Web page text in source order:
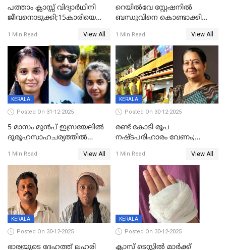
പത്താം ക്ലാസ്സ് വിദ്യാര്‍ഥിനി
ജീവനൊടുക്കി;15കാരിയെ
കിടപ്പുമുറിയില്‍ തൂങ്ങി മരിച്ച
നിലയിൽ
1 Min Read View All
റെയിൽവേ സ്റ്റേഷനിൽ
ബന്ധുവിനെ കൊണ്ടാക്കി
ലോറി സ്കൂട്ടറിൽ ഇടിച്ചു :
യുവതിക്ക് ദാരുണാന്ത്യം
1 Min Read View All
KERALA
Posted On 31-12-2025
5 മാസം മുൻപ് ഇസ്രയേലിൽ
ദുരൂഹസാഹചര്യത്തിൽ
മലയാളി യുവാവിന്റെ ഭാര്യയും
മരിച്ചു
1 Min Read View All
KERALA
Posted On 30-12-2025
രണ്ട് കോടി രൂപ
നഷ്ടപരിഹാരം വേണം;
നോട്ടീസയച്ച് ഉമാ തോമസ്
1 Min Read View All
KERALA
Posted On 30-12-2025
ഭാര്യയുടെ ദേഹത്ത് ലഹരി
KERALA
Posted On 30-12-2025
ക്ലാസ് ടെസ്റ്റിൽ മാർക്ക്